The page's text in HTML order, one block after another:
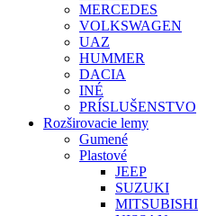
MERCEDES
VOLKSWAGEN
UAZ
HUMMER
DACIA
INÉ
PRÍSLUŠENSTVO
Rozširovacie lemy
Gumené
Plastové
JEEP
SUZUKI
MITSUBISHI